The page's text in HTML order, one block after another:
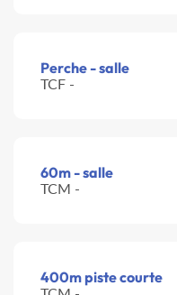
Perche - salle
TCF -
60m - salle
TCM -
400m piste courte